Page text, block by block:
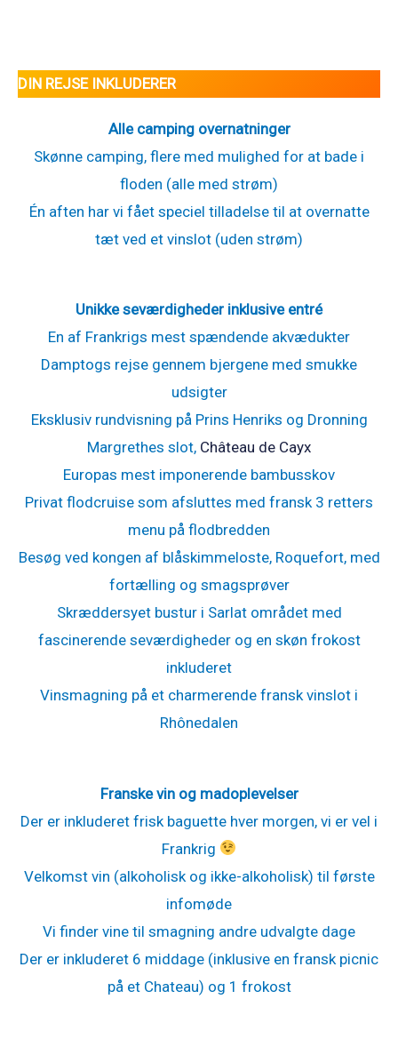
DIN REJSE INKLUDERER
Alle camping overnatninger
Skønne camping, flere med mulighed for at bade i
floden (alle med strøm)
Én aften har vi fået speciel tilladelse til at overnatte
tæt ved et vinslot (uden strøm)
Unikke seværdigheder inklusive entré
En af Frankrigs mest spændende akvædukter
Damptogs rejse gennem bjergene med smukke
udsigter
Eksklusiv rundvisning på Prins Henriks og Dronning
Margrethes slot, Château de Cayx
Europas mest imponerende bambusskov
Privat flodcruise som afsluttes med fransk 3 retters
menu på flodbredden
Besøg ved kongen af blåskimmeloste, Roquefort, med
fortælling og smagsprøver
Skræddersyet bustur i Sarlat området med
fascinerende seværdigheder og en skøn frokost
inkluderet
Vinsmagning på et charmerende fransk vinslot i
Rhônedalen
Franske vin og madoplevelser
Der er inkluderet frisk baguette hver morgen, vi er vel i
Frankrig
Velkomst vin (alkoholisk og ikke-alkoholisk) til første
infomøde
Vi finder vine til smagning andre udvalgte dage
Der er inkluderet 6 middage (inklusive en fransk picnic
på et Chateau) og 1 frokost